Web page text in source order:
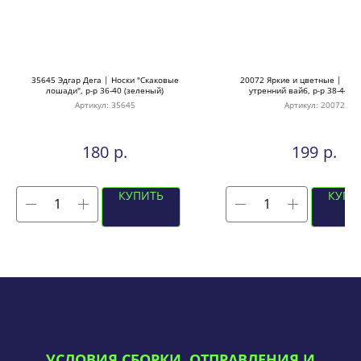
35645 Эдгар Дега | Носки "Скаковые
лошади", р-р 36-40 (зеленый)
Артикул: 35645
180 р.
КУПИТЬ
20072 Яркие и цветные |
утренний вайб, р-р 38-44
Артикул: 20072
199 р.